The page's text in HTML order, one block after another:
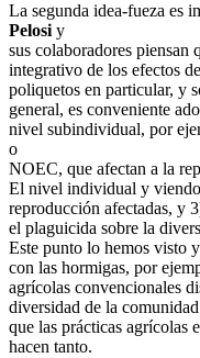
La segunda idea-fueza es
Pelosi y
sus colaboradores piensan
integrativo de los efectos
poliquetos en particular, y
general, es conveniente
nivel subindividual, por
o
NOEC, que afectan a la
El nivel individual y viendo
reproducción afectadas, y
el plaguicida sobre la
Este punto lo hemos visto
con las hormigas, por
agrícolas convencionales
diversidad de la
que las prácticas agrícolas
hacen tanto.